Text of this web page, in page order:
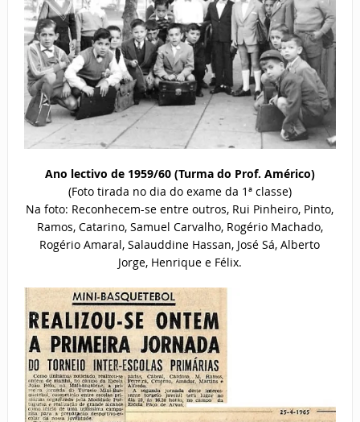
Ano lectivo de 1959/60 (Turma do Prof. Américo)
(Foto tirada no dia do exame da 1ª classe)
Na foto: Reconhecem-se entre outros, Rui Pinheiro, Pinto,
Ramos, Catarino, Samuel Carvalho, Rogério Machado,
Rogério Amaral, Salauddine Hassan, José Sá, Alberto
Jorge, Henrique e Félix.